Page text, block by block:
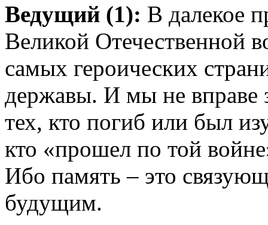
Ведущий (1): В далекое
Великой Отечественной
самых героических
державы. И мы не вправе
тех, кто погиб или был
кто «прошел по той
Ибо память – это
будущим.